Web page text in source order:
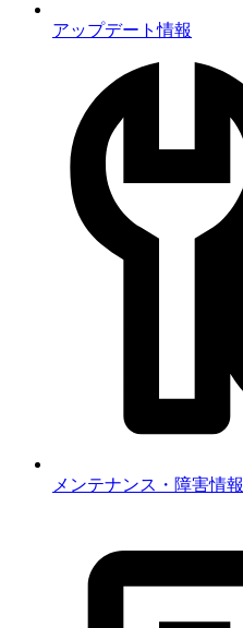
アップデート情報
メンテナンス・障害情報